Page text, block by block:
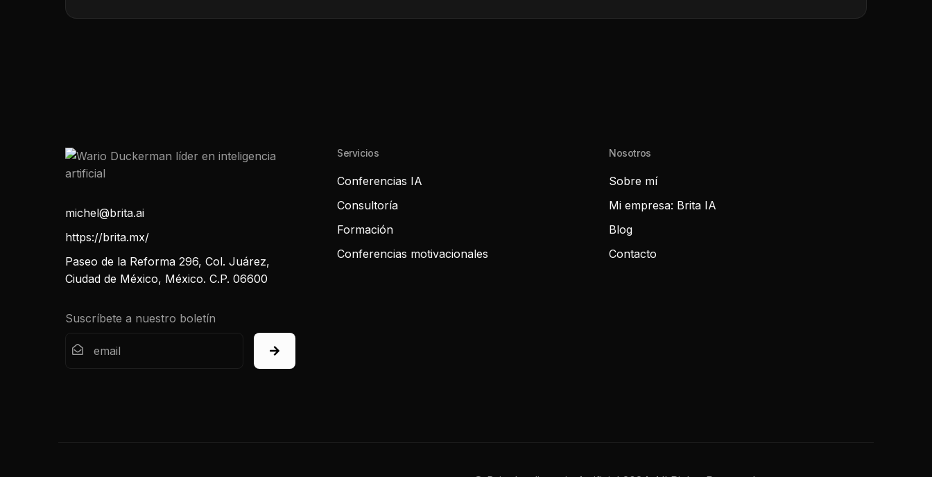
michel@brita.ai
https://brita.mx/
Paseo de la Reforma 296, Col. Juárez,
Ciudad de México, México. C.P. 06600
Suscríbete a nuestro boletín
Servicios
Conferencias IA
Consultoría
Formación
Conferencias motivacionales
Nosotros
Sobre mí
Mi empresa: Brita IA
Blog
Contacto